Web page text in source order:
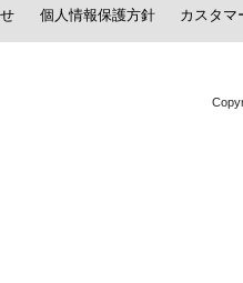
個人情報保護方針 カスタマ